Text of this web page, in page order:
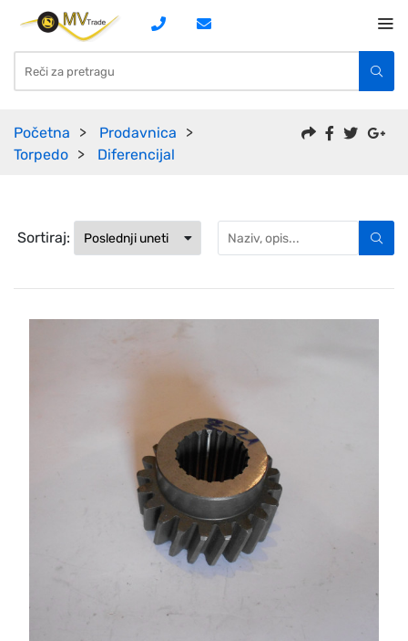
Početna
Prodavnica
Torpedo
Diferencijal
Sortiraj: